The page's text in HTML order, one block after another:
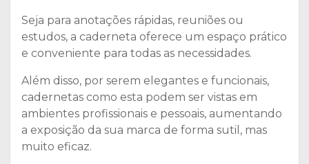
Seja para anotações rápidas, reuniões ou
estudos, a caderneta oferece um espaço prático
e conveniente para todas as necessidades.
Além disso, por serem elegantes e funcionais,
cadernetas como esta podem ser vistas em
ambientes profissionais e pessoais, aumentando
a exposição da sua marca de forma sutil, mas
muito eficaz.